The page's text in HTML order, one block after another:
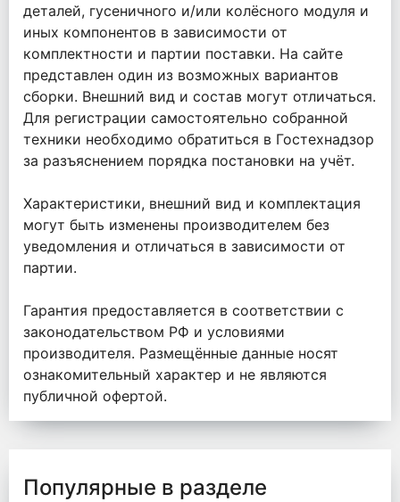
деталей, гусеничного и/или колёсного модуля и
иных компонентов в зависимости от
комплектности и партии поставки. На сайте
представлен один из возможных вариантов
сборки. Внешний вид и состав могут отличаться.
Для регистрации самостоятельно собранной
техники необходимо обратиться в Гостехнадзор
за разъяснением порядка постановки на учёт.
Характеристики, внешний вид и комплектация
могут быть изменены производителем без
уведомления и отличаться в зависимости от
партии.
Гарантия предоставляется в соответствии с
законодательством РФ и условиями
производителя. Размещённые данные носят
ознакомительный характер и не являются
публичной офертой.
Популярные в разделе